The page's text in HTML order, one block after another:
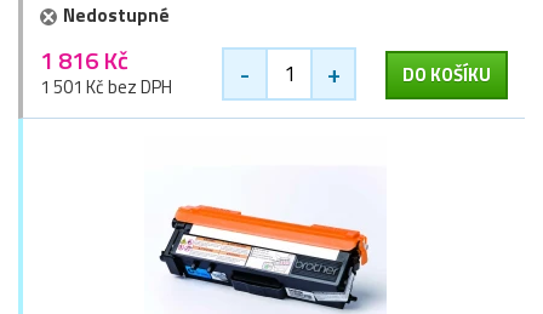
Nedostupné
1 816 Kč
1 501 Kč bez DPH - + DO KOŠÍKU